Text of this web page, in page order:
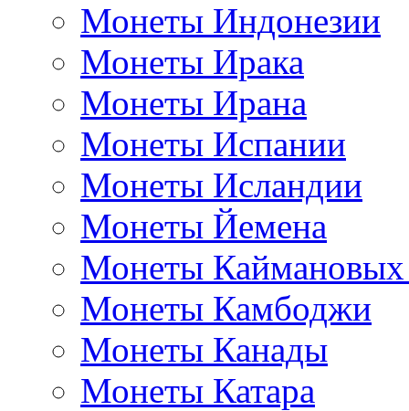
Монеты Индонезии
Монеты Ирака
Монеты Ирана
Монеты Испании
Монеты Исландии
Монеты Йемена
Монеты Каймановых
Монеты Камбоджи
Монеты Канады
Монеты Катара